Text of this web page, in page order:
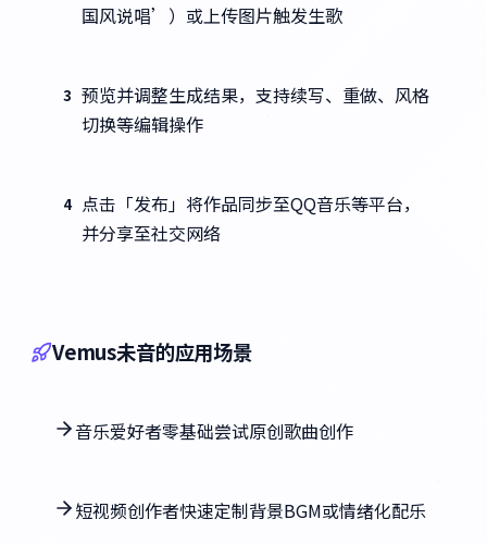
国风说唱’）或上传图片触发生歌
3 预览并调整生成结果，支持续写、重做、风格
切换等编辑操作
4 点击「发布」将作品同步至QQ音乐等平台，
并分享至社交网络
Vemus未音的应用场景
音乐爱好者零基础尝试原创歌曲创作
短视频创作者快速定制背景BGM或情绪化配乐